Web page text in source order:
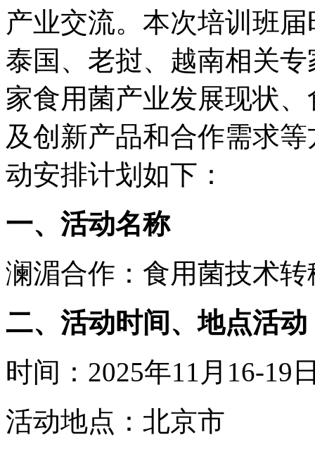
产业交流。本次培训班
泰国、老挝、越南相关
家食用菌产业发展现状
及创新产品和合作需求
动安排计划如下：
一、活动名称
澜湄合作：食用菌技术
二、活动时间、地点活动
时间：2025年11月16-19
活动地点：北京市